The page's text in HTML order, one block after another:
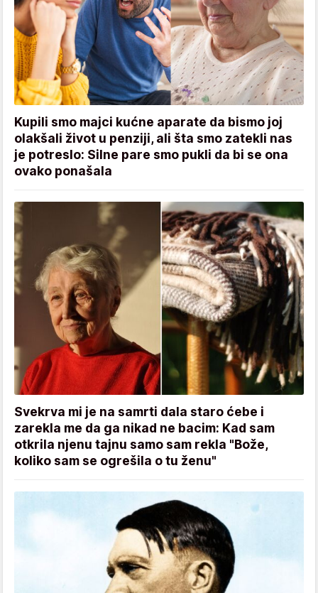
Kupili smo majci kućne aparate da bismo joj
olakšali život u penziji, ali šta smo zatekli nas
je potreslo: Silne pare smo pukli da bi se ona
ovako ponašala
Svekrva mi je na samrti dala staro ćebe i
zarekla me da ga nikad ne bacim: Kad sam
otkrila njenu tajnu samo sam rekla "Bože,
koliko sam se ogrešila o tu ženu"